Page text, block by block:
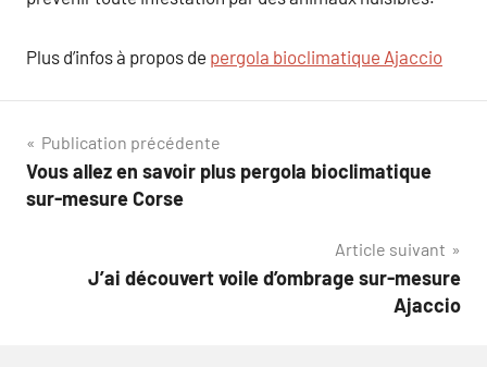
Plus d’infos à propos de pergola bioclimatique Ajaccio
Navigation
de
Publication précédente
Vous allez en savoir plus pergola bioclimatique
sur-mesure Corse
Article suivant
J’ai découvert voile d’ombrage sur-mesure
Ajaccio